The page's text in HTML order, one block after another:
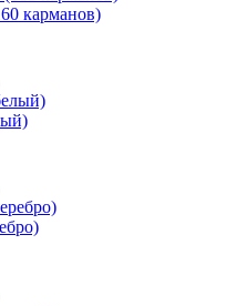
карманов)